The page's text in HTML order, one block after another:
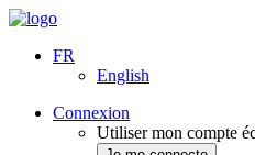
FR
English
Connexion
Utiliser mon compte